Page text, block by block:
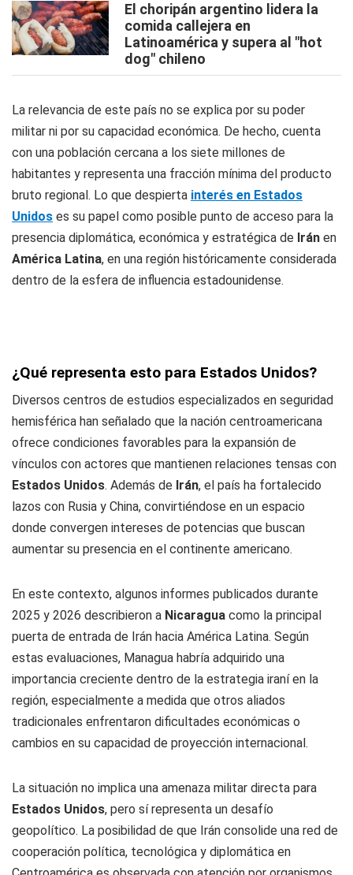
El choripán argentino lidera la
comida callejera en
Latinoamérica y supera al "hot
dog" chileno
La relevancia de este país no se explica por su poder
militar ni por su capacidad económica. De hecho, cuenta
con una población cercana a los siete millones de
habitantes y representa una fracción mínima del producto
bruto regional. Lo que despierta interés en Estados
Unidos es su papel como posible punto de acceso para la
presencia diplomática, económica y estratégica de Irán en
América Latina, en una región históricamente considerada
dentro de la esfera de influencia estadounidense.
¿Qué representa esto para Estados Unidos?
Diversos centros de estudios especializados en seguridad
hemisférica han señalado que la nación centroamericana
ofrece condiciones favorables para la expansión de
vínculos con actores que mantienen relaciones tensas con
Estados Unidos. Además de Irán, el país ha fortalecido
lazos con Rusia y China, convirtiéndose en un espacio
donde convergen intereses de potencias que buscan
aumentar su presencia en el continente americano.
En este contexto, algunos informes publicados durante
2025 y 2026 describieron a Nicaragua como la principal
puerta de entrada de Irán hacia América Latina. Según
estas evaluaciones, Managua habría adquirido una
importancia creciente dentro de la estrategia iraní en la
región, especialmente a medida que otros aliados
tradicionales enfrentaron dificultades económicas o
cambios en su capacidad de proyección internacional.
La situación no implica una amenaza militar directa para
Estados Unidos, pero sí representa un desafío
geopolítico. La posibilidad de que Irán consolide una red de
cooperación política, tecnológica y diplomática en